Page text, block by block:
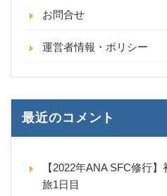
お問合せ
運営者情報・ポリシー
最近のコメント
【2022年ANA SFC修行
旅1日目